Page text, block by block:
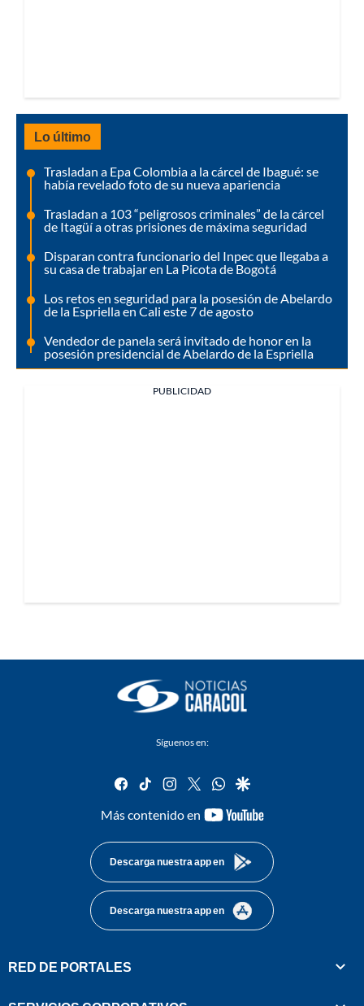
Lo último
Trasladan a Epa Colombia a la cárcel de Ibagué: se
había revelado foto de su nueva apariencia
Trasladan a 103 “peligrosos criminales” de la cárcel
de Itagüí a otras prisiones de máxima seguridad
Disparan contra funcionario del Inpec que llegaba a
su casa de trabajar en La Picota de Bogotá
Los retos en seguridad para la posesión de Abelardo
de la Espriella en Cali este 7 de agosto
Vendedor de panela será invitado de honor en la
posesión presidencial de Abelardo de la Espriella
PUBLICIDAD
Síguenos en:
facebook
tiktok instagram
twitterwhatsapp
google
Más contenido en
youtube-
Descarga nuestra app en
Descarga nuestra app en
RED DE PORTALES